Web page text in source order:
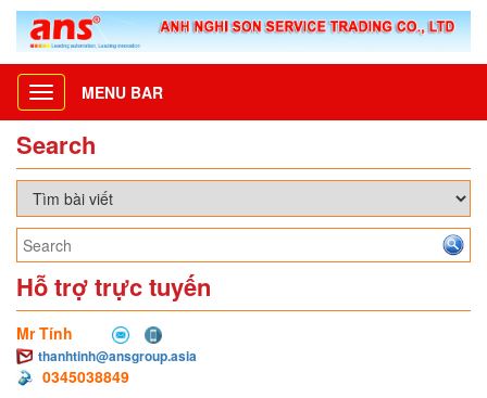
Toggle
navigation
MENU BAR
Search
Hỗ trợ trực tuyến
Mr Tính
thanhtinh@ansgroup.asia
0345038849